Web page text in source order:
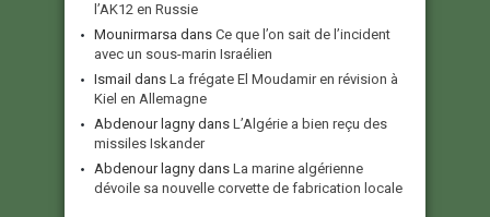
l’AK12 en Russie
Mounirmarsa dans Ce que l’on sait de l’incident
avec un sous-marin Israélien
Ismail dans La frégate El Moudamir en révision à
Kiel en Allemagne
Abdenour lagny dans L’Algérie a bien reçu des
missiles Iskander
Abdenour lagny dans La marine algérienne
dévoile sa nouvelle corvette de fabrication locale